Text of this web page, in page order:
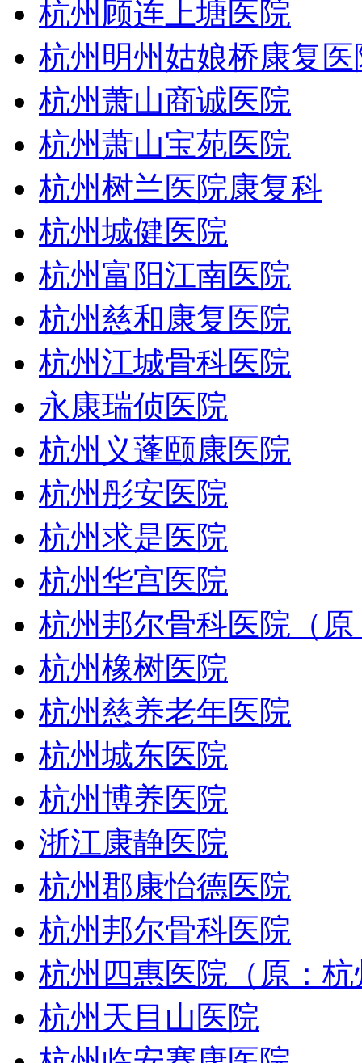
杭州顾连上塘医院
杭州明州姑娘桥康复医
杭州萧山商诚医院
杭州萧山宝苑医院
杭州树兰医院康复科
杭州城健医院
杭州富阳江南医院
杭州慈和康复医院
杭州江城骨科医院
永康瑞侦医院
杭州义蓬颐康医院
杭州彤安医院
杭州求是医院
杭州华宫医院
杭州邦尔骨科医院（
杭州橡树医院
杭州慈养老年医院
杭州城东医院
杭州博养医院
浙江康静医院
杭州郡康怡德医院
杭州邦尔骨科医院
杭州四惠医院（原：
杭州天目山医院